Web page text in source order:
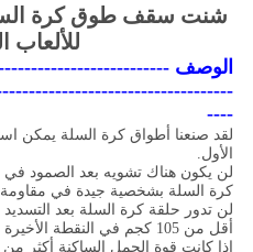
شنت سقف طوق كرة
للألعاب
الوصف
--------------------------
----
لقد صنعنا أطواق كرة السلة يمكن
الأول.
لن يكون هناك تشويه بعد الصمود في
كرة السلة بشخصية جيدة في مقاومة
لن تدور حلقة كرة السلة بعد
أقل من 105 كجم في النقطة الأخيرة من الملعب.